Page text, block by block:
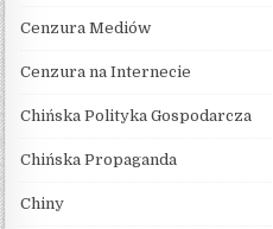
Cenzura Mediów
Cenzura na Internecie
Chińska Polityka Gospodarcza
Chińska Propaganda
Chiny